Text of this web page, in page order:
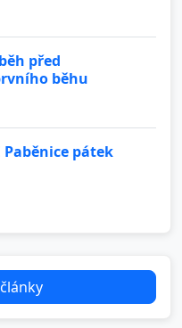
před
běhu
Paběnice pátek